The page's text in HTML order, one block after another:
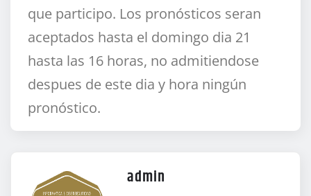
que participo. Los pronósticos seran
aceptados hasta el domingo dia 21
hasta las 16 horas, no admitiendose
despues de este dia y hora ningún
pronóstico.
admin